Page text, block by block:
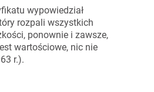
wypowiedział
rozpali wszystkich
ponownie i zawsze,
wartościowe, nic nie
r.).